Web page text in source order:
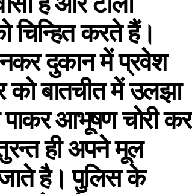
चिन्हित करते हैं।
दुकान में प्रवेश
बातचीत में उलझा
आभूषण चोरी कर
ही अपने मूल
जाते है। पुलिस के